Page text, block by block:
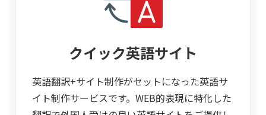
クイック英語サイト
英語翻訳+サイト制作がセットになった英語サ
イト制作サービスです。WEB的表現に特化した